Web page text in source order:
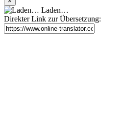
Laden…
Direkter Link zur Übersetzung: